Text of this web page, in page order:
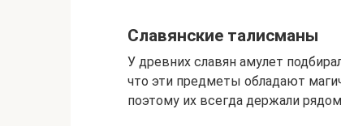
Славянские талисманы
У древних славян амулет
что эти предметы обладают
поэтому их всегда держали